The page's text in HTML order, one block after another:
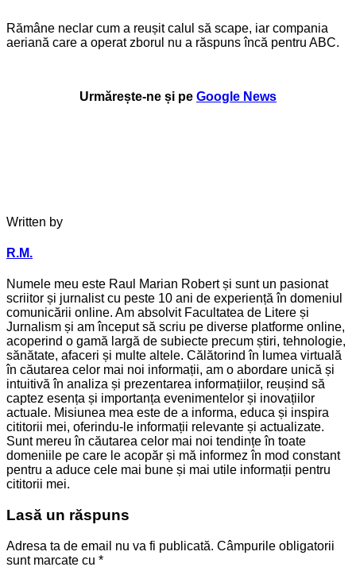
Rămâne neclar cum a reușit calul să scape, iar compania
aeriană care a operat zborul nu a răspuns încă pentru ABC.
Urmărește-ne și pe Google News
Written by
R.M.
Numele meu este Raul Marian Robert și sunt un pasionat
scriitor și jurnalist cu peste 10 ani de experiență în domeniul
comunicării online. Am absolvit Facultatea de Litere și
Jurnalism și am început să scriu pe diverse platforme online,
acoperind o gamă largă de subiecte precum știri, tehnologie,
sănătate, afaceri și multe altele. Călătorind în lumea virtuală
în căutarea celor mai noi informații, am o abordare unică și
intuitivă în analiza și prezentarea informațiilor, reușind să
captez esența și importanța evenimentelor și inovațiilor
actuale. Misiunea mea este de a informa, educa și inspira
cititorii mei, oferindu-le informații relevante și actualizate.
Sunt mereu în căutarea celor mai noi tendințe în toate
domeniile pe care le acopăr și mă informez în mod constant
pentru a aduce cele mai bune și mai utile informații pentru
cititorii mei.
Lasă un răspuns
Adresa ta de email nu va fi publicată. Câmpurile obligatorii
sunt marcate cu *